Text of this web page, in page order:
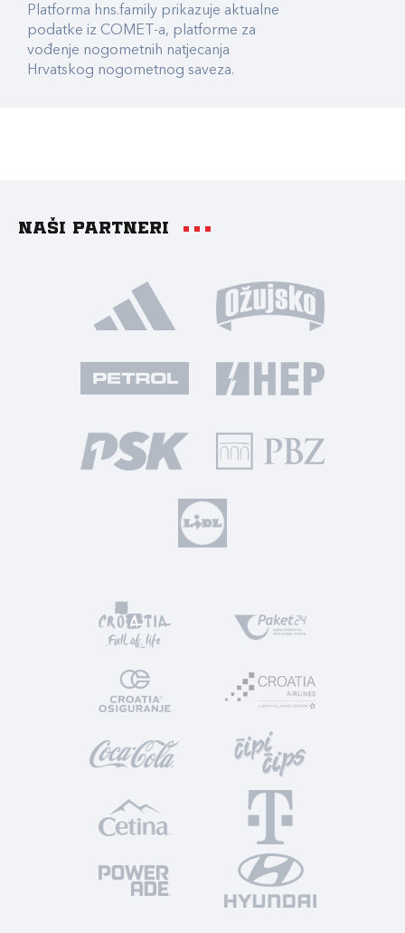
Platforma hns.family prikazuje aktualne
podatke iz COMET-a, platforme za
vođenje nogometnih natjecanja
Hrvatskog nogometnog saveza.
Naši partneri